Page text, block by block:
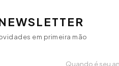
em primeira mão